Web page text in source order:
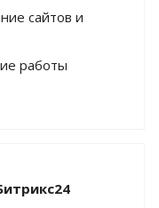
сайтов и
работы